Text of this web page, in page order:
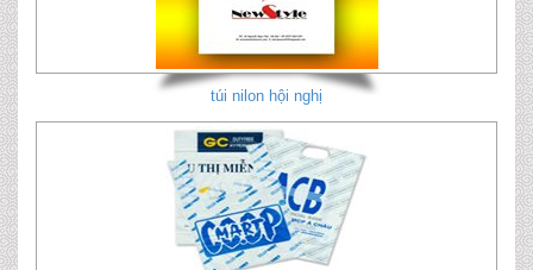
túi nilon hội nghị